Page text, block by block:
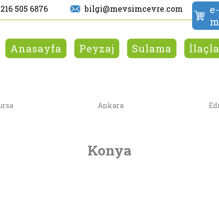
Ankara
Konya
505 6876 bilgi@mevsimcevre.com
e-
Anasayfa
Peyzaj Sulama